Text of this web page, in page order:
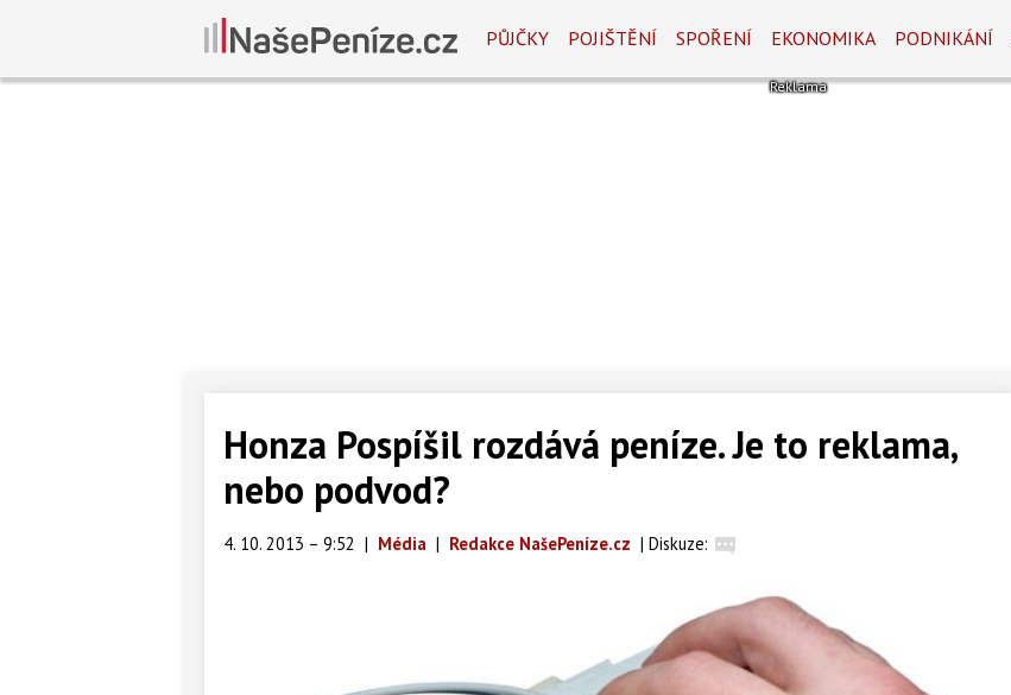
PŮJČKY POJIŠTĚNÍ SPOŘENÍ EKONOMIKA PODNIKÁNÍ
Honza Pospíšil rozdává peníze. Je to reklama,
nebo podvod?
4. 10. 2013 – 9:52 | Média | Redakce NašePeníze.cz | Diskuze: